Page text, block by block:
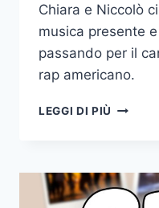
Chiara e Niccolò
musica presente
passando per il
rap americano.
LEGGI DI PIÙ GENZ